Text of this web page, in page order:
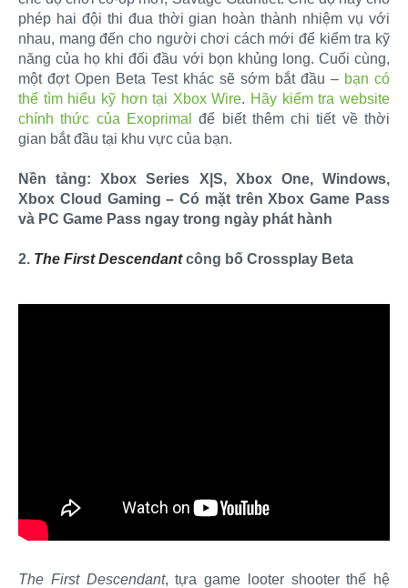
phép hai đội thi đua thời gian hoàn thành nhiệm vụ với
nhau, mang đến cho người chơi cách mới để kiểm tra kỹ
năng của họ khi đối đầu với bọn khủng long. Cuối cùng,
một đợt Open Beta Test khác sẽ sớm bắt đầu – bạn có
thể tìm hiểu kỹ hơn tại Xbox Wire. Hãy kiểm tra website
chính thức của Exoprimal
để biết thêm chi tiết về thời
gian bắt đầu tại khu vực của bạn.
Nền tảng: Xbox Series X|S, Xbox One, Windows,
Xbox Cloud Gaming – Có mặt trên Xbox Game Pass
và PC Game Pass ngay trong ngày phát hành
2. The First Descendantcông bố Crossplay Beta
The First Descendant, tựa game looter shooter thế hệ